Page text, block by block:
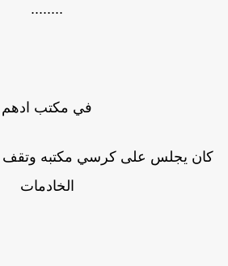
........
في مكتب ادهم
كان يجلس على كرسي مكتبه وتقف
الخادمات